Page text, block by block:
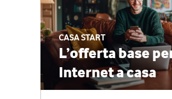
CASA START
L’offerta base
Internet a casa